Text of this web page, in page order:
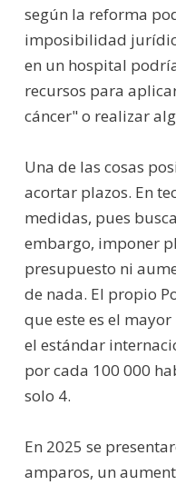
según la reforma
imposibilidad
en un hospital
recursos para
cáncer" o realizar
Una de las cosas
acortar plazos. En
medidas, pues
embargo, imponer
presupuesto ni
de nada. El propio
que este es el
el estándar
por cada 100 000
solo 4.
En 2025 se
amparos, un